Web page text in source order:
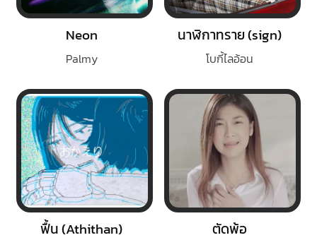
Neon
Palmy
นาฬิกาทราย (sign)
โบกี้ไลอ้อน
ฟื้น (Athithan) ตัดพ้อ